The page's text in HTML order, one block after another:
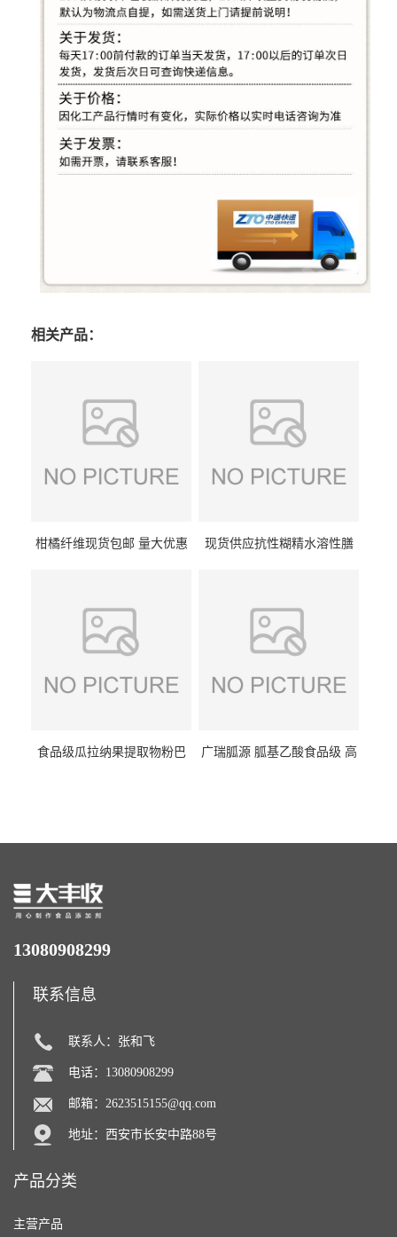
相关产品：
柑橘纤维现货包邮 量大优惠
现货供应抗性糊精水溶性膳
食品级瓜拉纳果提取物粉巴
广瑞胍源 胍基乙酸食品级 高
13080908299
联系信息
联系人：张和飞
电话：13080908299
邮箱： 2623515155@qq.com
地址：西安市长安中路88号
产品分类
主营产品